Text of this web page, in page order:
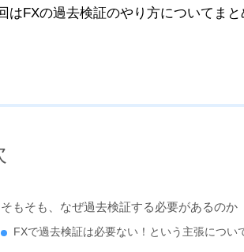
はFXの過去検証のやり方についてまと
そもそも、なぜ過去検証する必要があるのか
FXで過去検証は必要ない！という主張につい